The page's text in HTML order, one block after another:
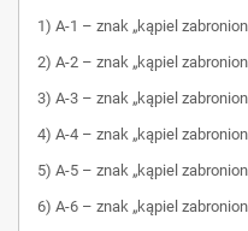
1) A-1 – znak „kąpiel
2) A-2 – znak „kąpiel
3) A-3 – znak „kąpiel
4) A-4 – znak „kąpiel
5) A-5 – znak „kąpiel
6) A-6 – znak „kąpiel